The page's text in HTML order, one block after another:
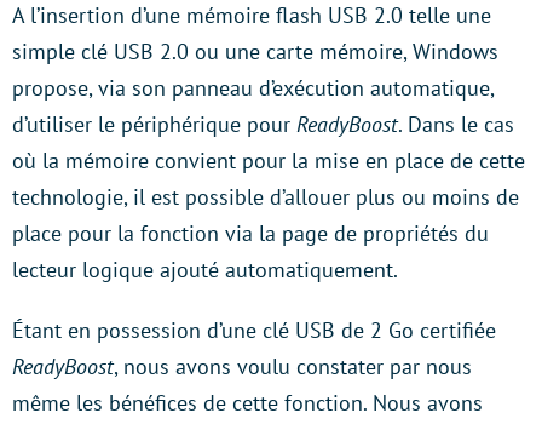
A l’insertion d’une mémoire flash USB 2.0 telle une
simple clé USB 2.0 ou une carte mémoire, Windows
propose, via son panneau d’exécution automatique,
d’utiliser le périphérique pour ReadyBoost. Dans le cas
où la mémoire convient pour la mise en place de cette
technologie, il est possible d’allouer plus ou moins de
place pour la fonction via la page de propriétés du
lecteur logique ajouté automatiquement.
Étant en possession d’une clé USB de 2 Go certifiée
ReadyBoost, nous avons voulu constater par nous
même les bénéfices de cette fonction. Nous avons